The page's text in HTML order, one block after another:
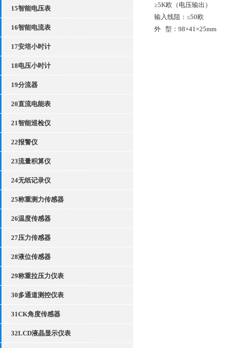
15智能电压表
16智能电流表
17安培小时计
18电压小时计
19分流器
20直流电能表
21智能巡检仪
22报警仪
23流量积算仪
24无纸记录仪
25称重测力传感器
26温度传感器
27压力传感器
28液位传感器
29称重拉压力仪表
30多通道测控仪表
31CK角度传感器
32LCD液晶显示仪表
≥5K欧（电压输出）
输入线阻：≤50欧
外 型： 98×41×25mm